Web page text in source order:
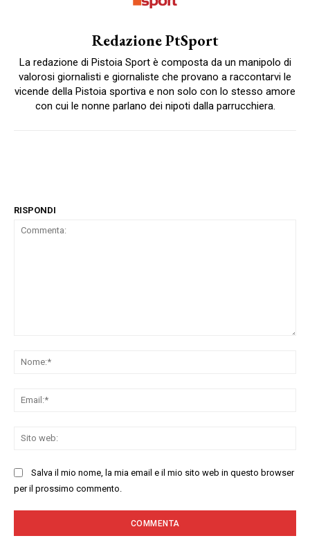
Redazione PtSport
La redazione di Pistoia Sport è composta da un manipolo di
valorosi giornalisti e giornaliste che provano a raccontarvi le
vicende della Pistoia sportiva e non solo con lo stesso amore
con cui le nonne parlano dei nipoti dalla parrucchiera.
RISPONDI
Salva il mio nome, la mia email e il mio sito web in questo browser
per il prossimo commento.